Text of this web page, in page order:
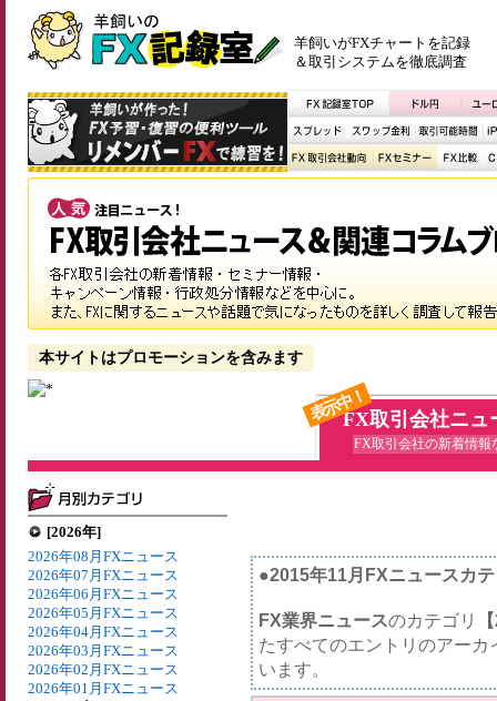
羊飼いがFXチャートを記録
＆取引システムを徹底調査
本サイトはプロモーションを含みます
表示中！FX取引会社ニュ
FX取引会社の新着情報
[2026年]
2026年08月FXニュース
2026年07月FXニュース
2026年06月FXニュース
2026年05月FXニュース
2026年04月FXニュース
2026年03月FXニュース
2026年02月FXニュース
2026年01月FXニュース
●2015年11月FXニュースカ
FX業界ニュースのカテゴリ
たすべてのエントリのアー
います。